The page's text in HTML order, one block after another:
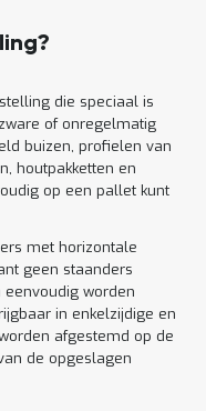
die speciaal is
of onregelmatig
buizen, profielen van
houtpakketten en
op een pallet kunt
met horizontale
geen staanders
worden
in enkelzijdige en
afgestemd op de
de opgeslagen